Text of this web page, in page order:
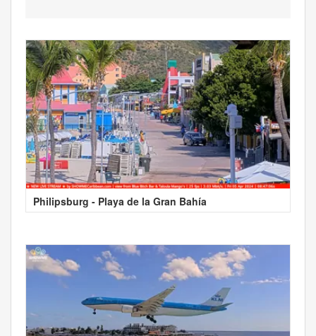
Philipsburg - Playa de la Gran Bahía